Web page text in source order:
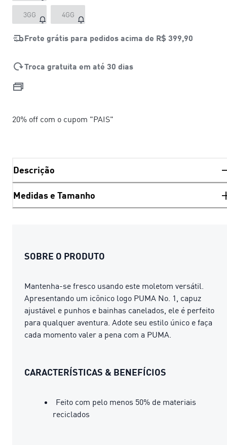
3GG 4GG
Frete grátis para pedidos acima de R$ 399,90
Troca gratuita em até 30 dias
20% off com o cupom "PAIS"
Descrição
Medidas e Tamanho
SOBRE O PRODUTO
Mantenha-se fresco usando este moletom versátil.
Apresentando um icônico logo PUMA No. 1, capuz
ajustável e punhos e bainhas canelados, ele é perfeito
para qualquer aventura. Adote seu estilo único e faça
cada momento valer a pena com a PUMA.
CARACTERÍSTICAS & BENEFÍCIOS
Feito com pelo menos 50% de materiais
reciclados